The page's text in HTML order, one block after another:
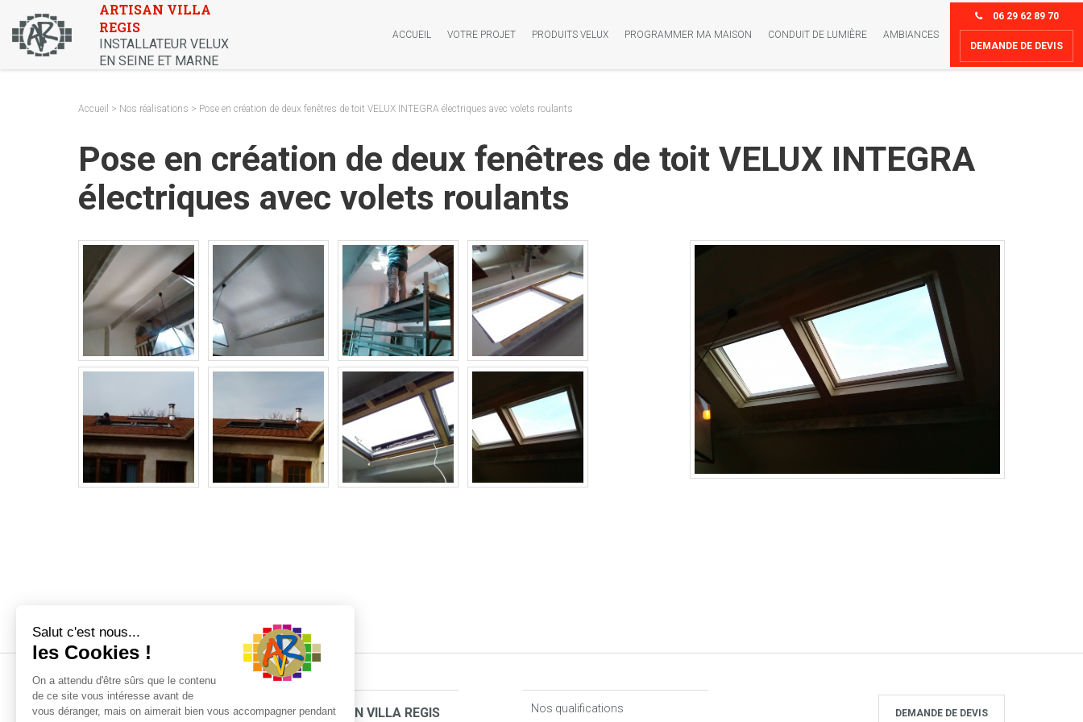
content
ARTISAN VILLA
REGIS
INSTALLATEUR VELUX
EN SEINE ET MARNE
ACCUEIL VOTRE PROJET PRODUITS VELUX PROGRAMMER MA MAISON CONDUIT DE LUMIÈRE AMBIANCES
06 29 62 89 70
DEMANDE DE DEVIS
Accueil > Nos réalisations > Pose en création de deux fenêtres de toit VELUX INTEGRA électriques avec volets roulants
Pose en création de deux fenêtres de toit VELUX INTEGRA
électriques avec volets roulants
ARTISAN VILLA REGIS Nos qualifications DEMANDE DE DEVIS